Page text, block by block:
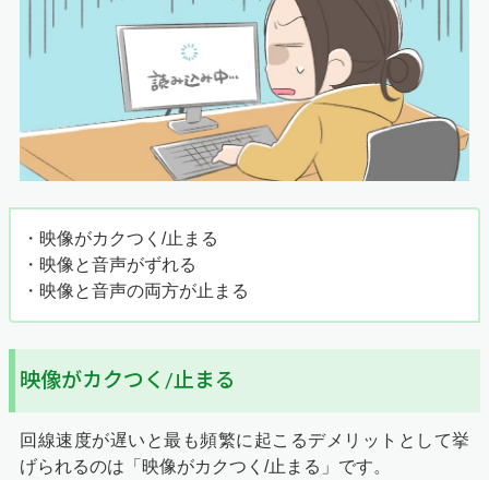
・映像がカクつく/止まる
・映像と音声がずれる
・映像と音声の両方が止まる
映像がカクつく/止まる
回線速度が遅いと最も頻繁に起こるデメリットとして挙
げられるのは「映像がカクつく/止まる」です。